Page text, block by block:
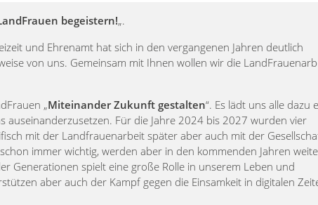
begeistern!„.
und Ehrenamt hat sich in den vergangenen Jahren deutlich
von uns. Gemeinsam mit Ihnen wollen wir die
„Miteinander Zukunft gestalten“. Es lädt uns alle dazu
auseinanderzusetzen. Für die Jahre 2024 bis 2027 wurden vier
mit der Landfrauenarbeit später aber auch mit der
immer wichtig, werden aber in den kommenden Jahren
Generationen spielt eine große Rolle in unserem Leben und
aber auch der Kampf gegen die Einsamkeit in digitalen